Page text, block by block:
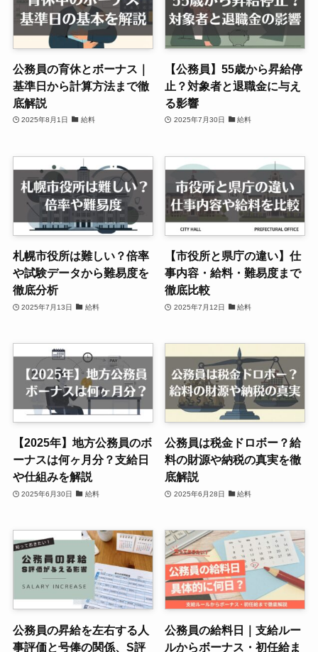
公務員の育休とボーナス｜
基準日から計算方法まで徹
底解説
2025年8月1日 給料
【公務員】55歳から昇給停
止？対象者と退職金に与え
る影響
2025年7月30日 給料
札幌市役所は難しい？倍率
や試験データから難易度を
徹底分析
2025年7月13日 給料
【市役所と県庁の違い】仕
事内容・給料・難易度まで
徹底比較
2025年7月12日 給料
【2025年】地方公務員のボ
ーナスは何ヶ月分？支給日
や仕組みを解説
2025年6月30日 給料
公務員は税金ドロボー？給
料の財源や納税の真実を徹
底解説
2025年6月28日 給料
公務員の昇給を左右する人
事評価と号俸の関係、S評
公務員の給料日｜支給ルー
ルからボーナス・初任給ま